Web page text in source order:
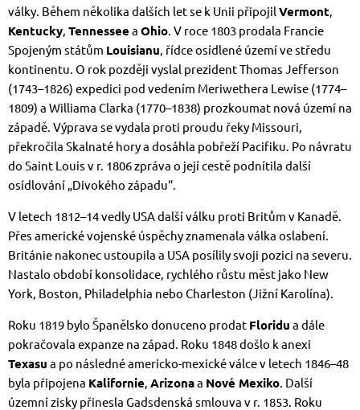
války. Během několika dalších let se k Unii připojil Vermont,
Kentucky, Tennessee a Ohio. V roce 1803 prodala Francie
Spojeným státům Louisianu, řídce osídlené území ve středu
kontinentu. O rok později vyslal prezident Thomas Jefferson
(1743–1826) expedici pod vedením Meriwethera Lewise (1774–
1809) a Williama Clarka (1770–1838) prozkoumat nová území na
západě. Výprava se vydala proti proudu řeky Missouri,
překročila Skalnaté hory a dosáhla pobřeží Pacifiku. Po návratu
do Saint Louis v r. 1806 zpráva o její cestě podnítila další
osídlování „Divokého západu“.
V letech 1812–14 vedly USA další válku proti Britům v Kanadě.
Přes americké vojenské úspěchy znamenala válka oslabení.
Británie nakonec ustoupila a USA posílily svoji pozici na severu.
Nastalo období konsolidace, rychlého růstu měst jako New
York, Boston, Philadelphia nebo Charleston (Jižní Karolína).
Roku 1819 bylo Španělsko donuceno prodat Floridu a dále
pokračovala expanze na západ. Roku 1848 došlo k anexi
Texasu a po následné americko-mexické válce v letech 1846–48
byla připojena Kalifornie, Arizonaa Nové Mexiko. Další
územní zisky přinesla Gadsdenská smlouva v r. 1853. Roku